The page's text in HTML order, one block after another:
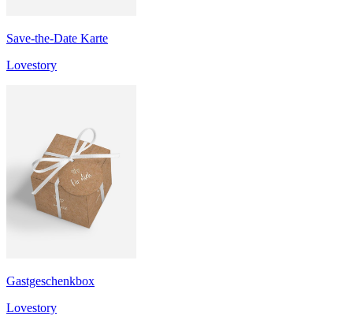
Save-the-Date Karte
Lovestory
Gastgeschenkbox
Lovestory